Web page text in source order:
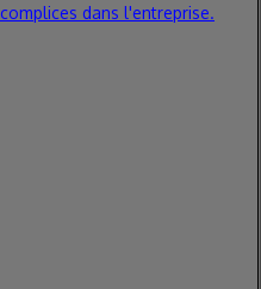
dans l'entreprise.